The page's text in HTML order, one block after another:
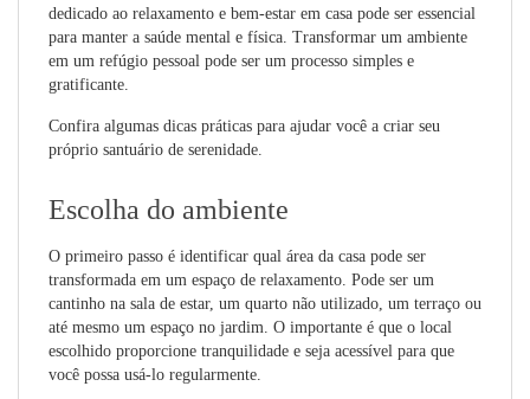
dedicado ao relaxamento e bem-estar em casa pode ser essencial
para manter a saúde mental e física. Transformar um ambiente
em um refúgio pessoal pode ser um processo simples e
gratificante.
Confira algumas dicas práticas para ajudar você a criar seu
próprio santuário de serenidade.
Escolha do ambiente
O primeiro passo é identificar qual área da casa pode ser
transformada em um espaço de relaxamento. Pode ser um
cantinho na sala de estar, um quarto não utilizado, um terraço ou
até mesmo um espaço no jardim. O importante é que o local
escolhido proporcione tranquilidade e seja acessível para que
você possa usá-lo regularmente.